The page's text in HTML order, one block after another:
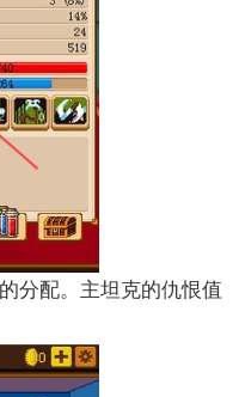
分配。主坦克的仇恨值